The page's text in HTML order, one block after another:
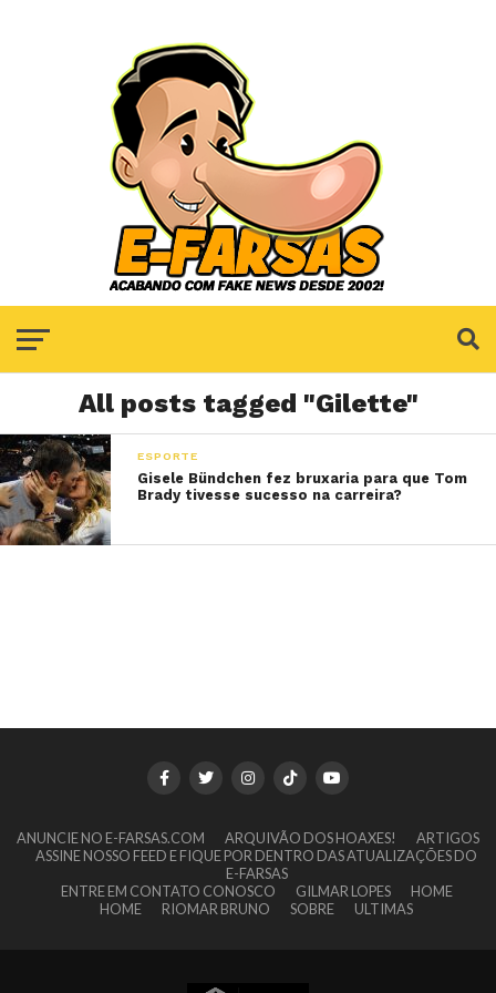
All posts tagged "Gilette"
ESPORTE
Gisele Bündchen fez bruxaria para que Tom
Brady tivesse sucesso na carreira?
ANUNCIE NO E-FARSAS.COM ARQUIVÃO DOS HOAXES!
ARTIGOS
ASSINE NOSSO FEED E FIQUE POR DENTRO DAS ATUALIZAÇÕES DO
E-FARSAS
ENTRE EM CONTATO CONOSCO
GILMAR LOPES
HOME
HOME
RIOMAR BRUNO SOBRE ULTIMAS